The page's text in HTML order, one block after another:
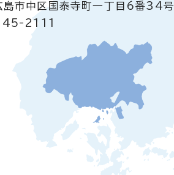
島市中区国泰寺町一丁目6番34号
2111